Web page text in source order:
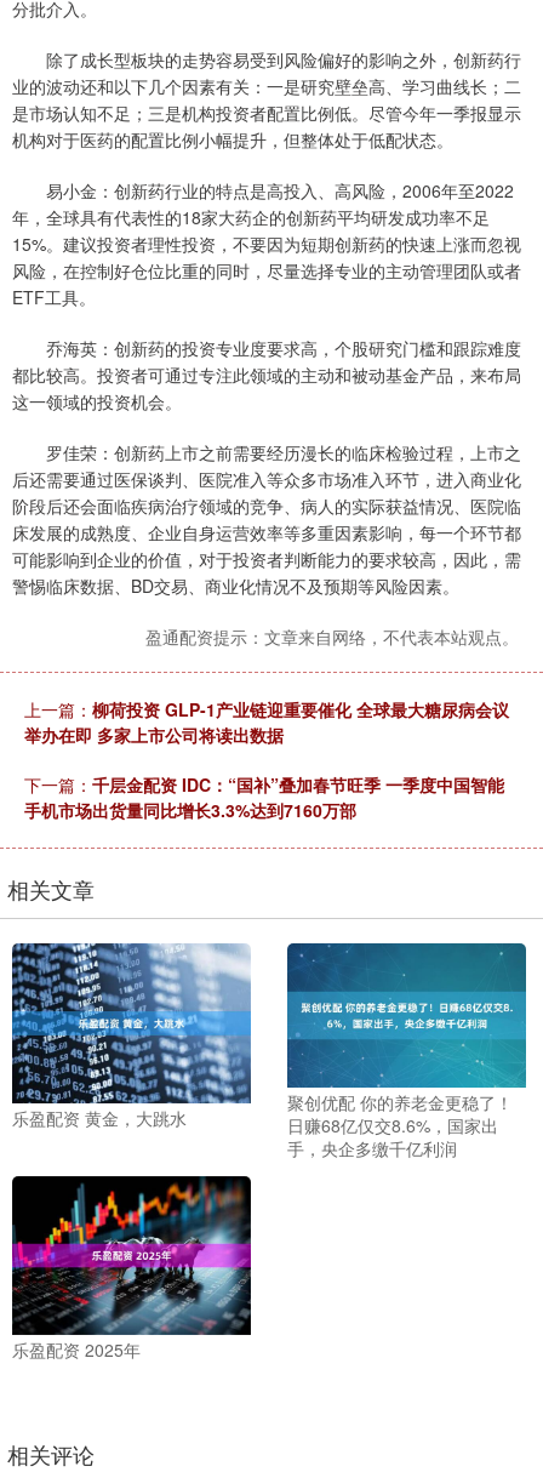
分批介入。
除了成长型板块的走势容易受到风险偏好的影响之外，创新药行
业的波动还和以下几个因素有关：一是研究壁垒高、学习曲线长；二
是市场认知不足；三是机构投资者配置比例低。尽管今年一季报显示
机构对于医药的配置比例小幅提升，但整体处于低配状态。
易小金：创新药行业的特点是高投入、高风险，2006年至2022
年，全球具有代表性的18家大药企的创新药平均研发成功率不足
15%。建议投资者理性投资，不要因为短期创新药的快速上涨而忽视
风险，在控制好仓位比重的同时，尽量选择专业的主动管理团队或者
ETF工具。
乔海英：创新药的投资专业度要求高，个股研究门槛和跟踪难度
都比较高。投资者可通过专注此领域的主动和被动基金产品，来布局
这一领域的投资机会。
罗佳荣：创新药上市之前需要经历漫长的临床检验过程，上市之
后还需要通过医保谈判、医院准入等众多市场准入环节，进入商业化
阶段后还会面临疾病治疗领域的竞争、病人的实际获益情况、医院临
床发展的成熟度、企业自身运营效率等多重因素影响，每一个环节都
可能影响到企业的价值，对于投资者判断能力的要求较高，因此，需
警惕临床数据、BD交易、商业化情况不及预期等风险因素。
盈通配资提示：文章来自网络，不代表本站观点。
上一篇： 柳荷投资 GLP-1产业链迎重要催化 全球最大糖尿病会议
举办在即 多家上市公司将读出数据
下一篇： 千层金配资 IDC：“国补”叠加春节旺季 一季度中国智能
手机市场出货量同比增长3.3%达到7160万部
相关文章
乐盈配资 黄金，大跳水
聚创优配 你的养老金更稳了！
日赚68亿仅交8.6%，国家出
手，央企多缴千亿利润
乐盈配资 2025年
相关评论